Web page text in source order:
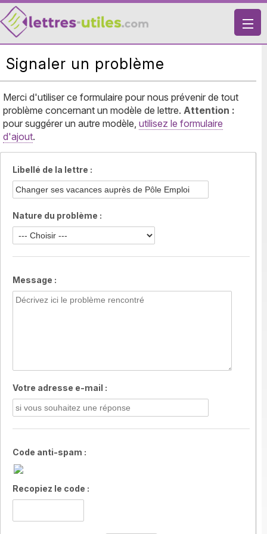
X
VIE PRATIQUE
LETTRES DE MOTIVATION
RECHERCHE
Signaler un problème
Merci d'utiliser ce formulaire pour nous prévenir de tout
problème concernant un modèle de lettre. Attention :
pour suggérer un autre modèle, utilisez le formulaire
d'ajout.
Libellé de la lettre :
Nature du problème :
Message :
Votre adresse e-mail :
Code anti-spam :
Recopiez le code :